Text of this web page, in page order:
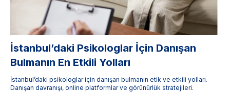
İstanbul’daki Psikologlar İçin Danışan
Bulmanın En Etkili Yolları
İstanbul’daki psikologlar için danışan bulmanın etik ve etkili yolları.
Danışan davranışı, online platformlar ve görünürlük stratejileri.